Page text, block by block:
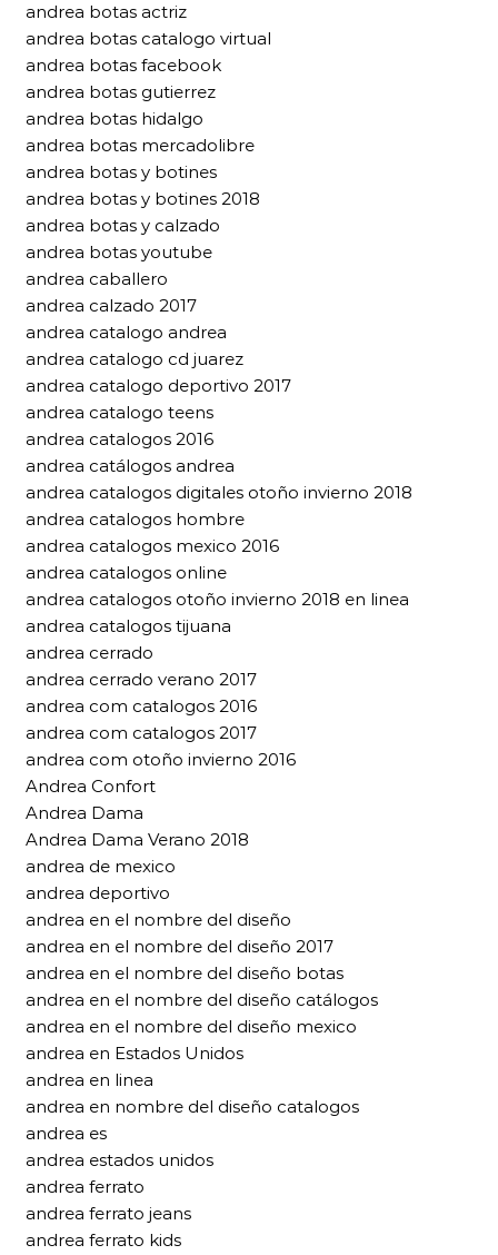
andrea botas actriz
andrea botas catalogo virtual
andrea botas facebook
andrea botas gutierrez
andrea botas hidalgo
andrea botas mercadolibre
andrea botas y botines
andrea botas y botines 2018
andrea botas y calzado
andrea botas youtube
andrea caballero
andrea calzado 2017
andrea catalogo andrea
andrea catalogo cd juarez
andrea catalogo deportivo 2017
andrea catalogo teens
andrea catalogos 2016
andrea catálogos andrea
andrea catalogos digitales otoño invierno 2018
andrea catalogos hombre
andrea catalogos mexico 2016
andrea catalogos online
andrea catalogos otoño invierno 2018 en linea
andrea catalogos tijuana
andrea cerrado
andrea cerrado verano 2017
andrea com catalogos 2016
andrea com catalogos 2017
andrea com otoño invierno 2016
Andrea Confort
Andrea Dama
Andrea Dama Verano 2018
andrea de mexico
andrea deportivo
andrea en el nombre del diseño
andrea en el nombre del diseño 2017
andrea en el nombre del diseño botas
andrea en el nombre del diseño catálogos
andrea en el nombre del diseño mexico
andrea en Estados Unidos
andrea en linea
andrea en nombre del diseño catalogos
andrea es
andrea estados unidos
andrea ferrato
andrea ferrato jeans
andrea ferrato kids